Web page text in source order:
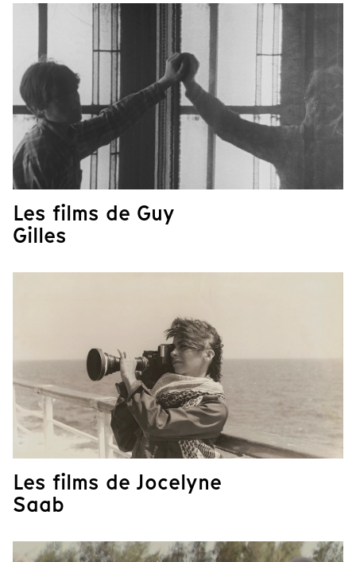
Les films de Guy
Gilles
Les films de Jocelyne
Saab